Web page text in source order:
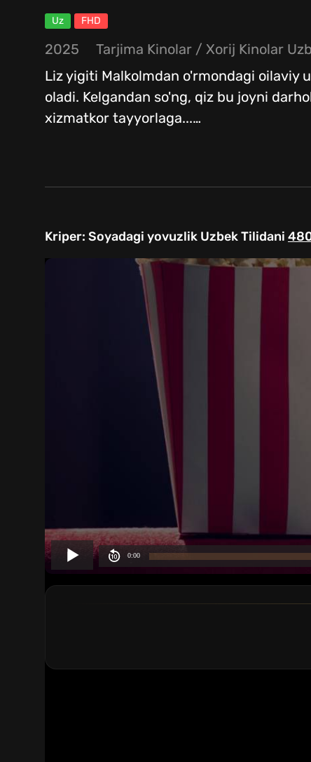
Uz FHD
2025 Tarjima Kinolar / Xorij Kinolar
Liz yigiti Malkolmdan o'rmondagi
oladi. Kelgandan so'ng, qiz bu joyni
xizmatkor tayyorlaga...…
Kriper: Soyadagi yovuzlik Uzbek Tilidani